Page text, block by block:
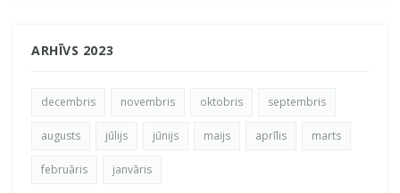
ARHĪVS 2023
decembris novembris oktobris septembris
augusts jūlijs jūnijs maijs aprīlis marts
februāris janvāris